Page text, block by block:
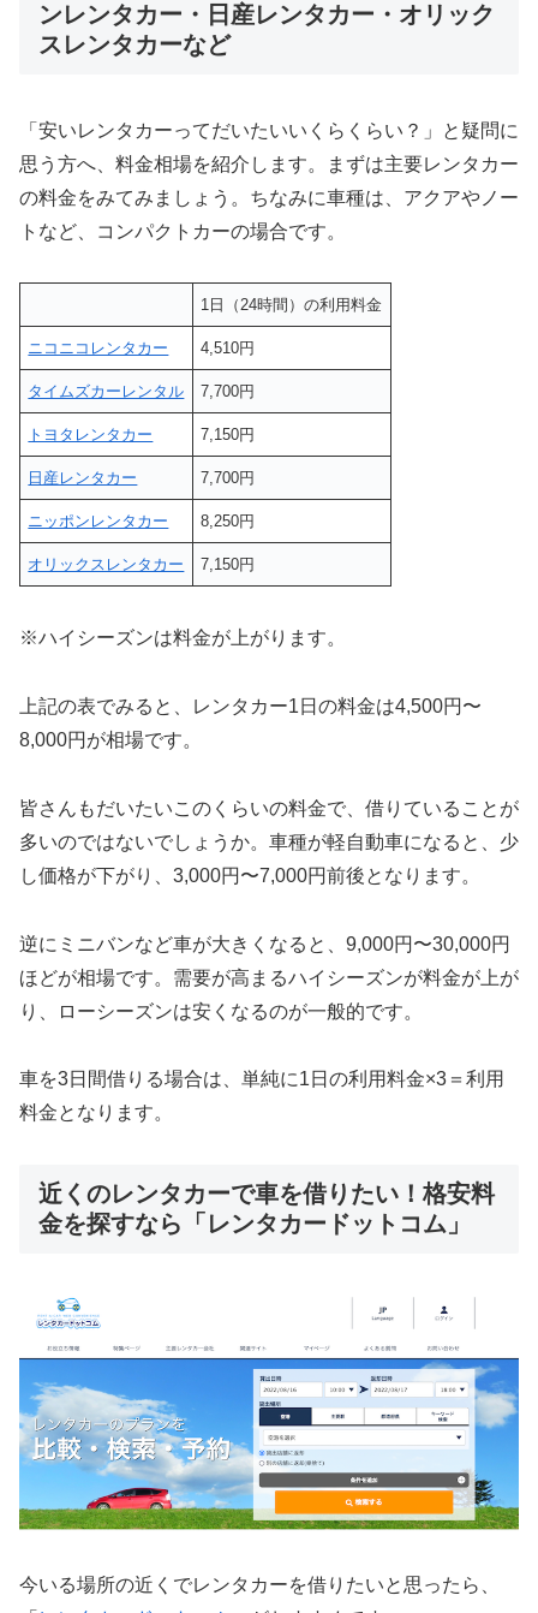
ンレンタカー・日産レンタカー・オリック
スレンタカーなど
「安いレンタカーってだいたいいくらくらい？」と疑問に
思う方へ、料金相場を紹介します。まずは主要レンタカー
の料金をみてみましょう。ちなみに車種は、アクアやノー
トなど、コンパクトカーの場合です。
1日（24時間）の利用料金
ニコニコレンタカー 4,510円
タイムズカーレンタル 7,700円
トヨタレンタカー 7,150円
日産レンタカー 7,700円
ニッポンレンタカー 8,250円
オリックスレンタカー 7,150円
※ハイシーズンは料金が上がります。
上記の表でみると、レンタカー1日の料金は4,500円〜
8,000円が相場です。
皆さんもだいたいこのくらいの料金で、借りていることが
多いのではないでしょうか。車種が軽自動車になると、少
し価格が下がり、3,000円〜7,000円前後となります。
逆にミニバンなど車が大きくなると、9,000円〜30,000円
ほどが相場です。需要が高まるハイシーズンが料金が上が
り、ローシーズンは安くなるのが一般的です。
車を3日間借りる場合は、単純に1日の利用料金×3＝利用
料金となります。
近くのレンタカーで車を借りたい！格安料
金を探すなら「レンタカードットコム」
今いる場所の近くでレンタカーを借りたいと思ったら、